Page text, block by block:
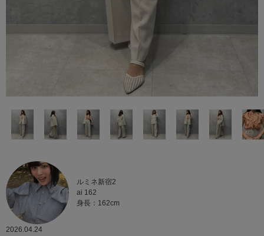
ルミネ新宿2
ai 162
身長：162cm
2026.04.24